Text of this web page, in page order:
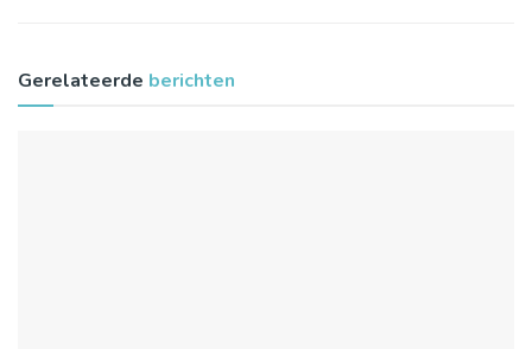
Gerelateerde berichten